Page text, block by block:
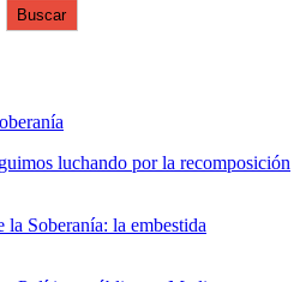
Buscar
luchando por la recomposición
Soberanía: la embestida